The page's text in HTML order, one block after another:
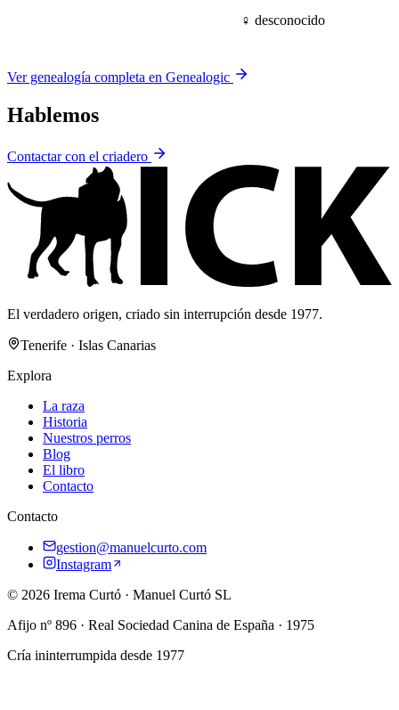
♀ desconocido
Ver genealogía completa en Genealogic
Hablemos
Contactar con el criadero
El verdadero origen, criado sin interrupción desde 1977.
Tenerife · Islas Canarias
Explora
La raza
Historia
Nuestros perros
Blog
El libro
Contacto
Contacto
gestion@manuelcurto.com
Instagram
© 2026 Irema Curtó · Manuel Curtó SL
Afijo nº 896 · Real Sociedad Canina de España · 1975
Cría ininterrumpida desde 1977